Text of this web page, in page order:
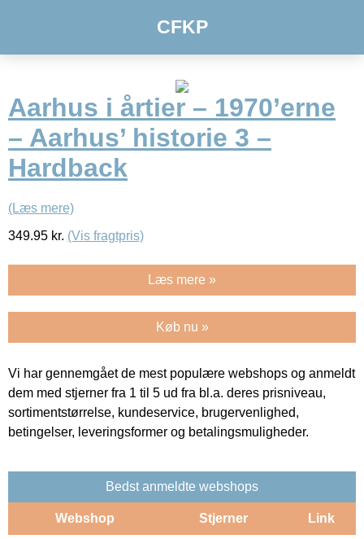
CFKP
Aarhus i årtier – 1970’erne
– Aarhus’ historie 3 –
Hardback
(Læs mere)
349.95 kr. (Vis fragtpris)
Læs mere »
Køb nu »
Vi har gennemgået de mest populære webshops og anmeldt
dem med stjerner fra 1 til 5 ud fra bl.a. deres prisniveau,
sortimentstørrelse, kundeservice, brugervenlighed,
betingelser, leveringsformer og betalingsmuligheder.
Bedst anmeldte webshops
Webshop Stjerner Link